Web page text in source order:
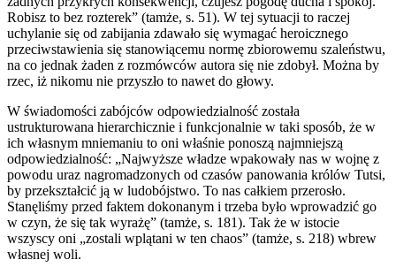
Robisz to bez rozterek” (tamże, s. 51). W tej sytuacji to raczej
uchylanie się od zabijania zdawało się wymagać heroicznego
przeciwstawienia się stanowiącemu normę zbiorowemu szaleństwu,
na co jednak żaden z rozmówców autora się nie zdobył. Można by
rzec, iż nikomu nie przyszło to nawet do głowy.
W świadomości zabójców odpowiedzialność została
ustrukturowana hierarchicznie i funkcjonalnie w taki sposób, że w
ich własnym mniemaniu to oni właśnie ponoszą najmniejszą
odpowiedzialność: „Najwyższe władze wpakowały nas w wojnę z
powodu uraz nagromadzonych od czasów panowania królów Tutsi,
by przekształcić ją w ludobójstwo. To nas całkiem przerosło.
Stanęliśmy przed faktem dokonanym i trzeba było wprowadzić go
w czyn, że się tak wyrażę” (tamże, s. 181). Tak że w istocie
wszyscy oni „zostali wplątani w ten chaos” (tamże, s. 218) wbrew
własnej woli.